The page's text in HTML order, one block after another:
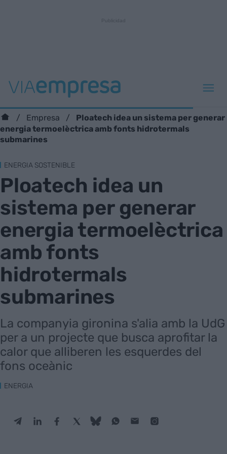
Empresa
Ploatech idea un sistema per generar
energia termoelèctrica amb fonts hidrotermals
submarines
ENERGIA SOSTENIBLE
Ploatech idea un
sistema per generar
energia termoelèctrica
amb fonts
hidrotermals
submarines
La companyia gironina s'alia amb la UdG
per a un projecte que busca aprofitar la
calor que alliberen les esquerdes del
fons oceànic
ENERGIA